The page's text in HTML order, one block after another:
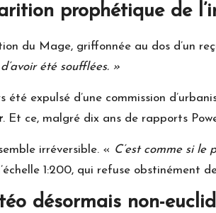
prophétique de
du Mage, griffonnée au dos d’un
été soufflées. »
été expulsé d’une commission
. Et ce, malgré dix ans de rapports
irréversible. « C’est comme si
1:200, qui refuse obstinément
désormais non-